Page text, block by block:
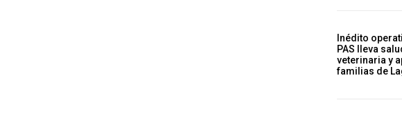
Inédito
PAS lleva
veterinaria y
familias de